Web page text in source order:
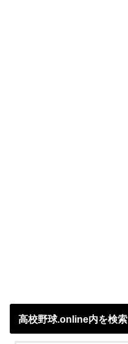
高校野球.online内を検索